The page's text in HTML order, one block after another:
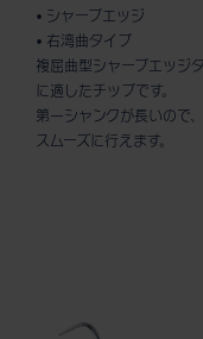
• シャープエッジ
• 右湾曲タイプ
複屈曲型シャープエッジ
に適したチップです。
第一シャンクが長いので
スムーズに行えます。